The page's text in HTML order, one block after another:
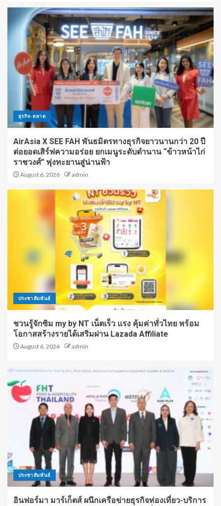
ธุรกิจ-ตลาด
AirAsia X SEE FAH พันธมิตรทางธุรกิจยาวนานกว่า 20 ปี
ต่อยอดเสิร์ฟความอร่อย ยกเมนูระดับตำนาน “ข้าวหน้าไก่
ราชวงศ์” พุ่งทะยานสู่น่านฟ้า
August 6, 2026 admin
ประชาสัมพันธ์
ชวนรู้จักซิม my by NT เน็ตเร็ว แรง คุ้มค่าทั่วไทย พร้อม
โอกาสสร้างรายได้เสริมผ่าน Lazada Affiliate
August 6, 2026 admin
ประชาสัมพันธ์
อินฟอร์มา มาร์เก็ตส์ ผนึกเครือข่ายธุรกิจท่องเที่ยว-บริการ